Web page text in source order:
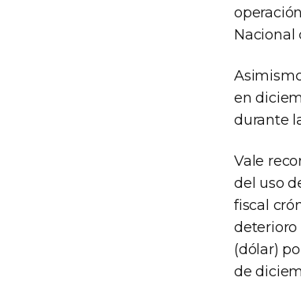
Nacional
en
durante
Vale
del uso
fiscal
deterioro
(dólar)
de